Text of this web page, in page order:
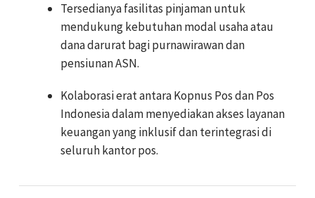
Tersedianya fasilitas pinjaman untuk
mendukung kebutuhan modal usaha atau
dana darurat bagi purnawirawan dan
pensiunan ASN.
Kolaborasi erat antara Kopnus Pos dan Pos
Indonesia dalam menyediakan akses layanan
keuangan yang inklusif dan terintegrasi di
seluruh kantor pos.